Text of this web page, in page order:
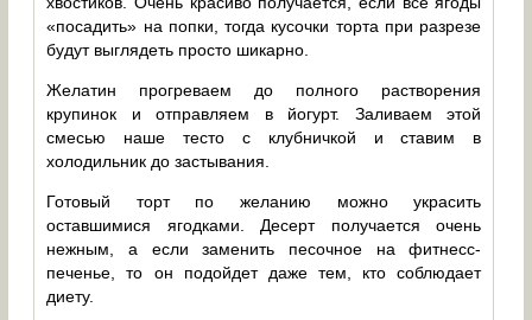
«посадить» на попки, тогда кусочки торта при разрезе
будут выглядеть просто шикарно.
Желатин прогреваем до полного растворения
крупинок и отправляем в йогурт. Заливаем этой
смесью наше тесто с клубничкой и ставим в
холодильник до застывания.
Готовый торт по желанию можно украсить
оставшимися ягодками. Десерт получается очень
нежным, а если заменить песочное на фитнесс-
печенье, то он подойдет даже тем, кто соблюдает
диету.